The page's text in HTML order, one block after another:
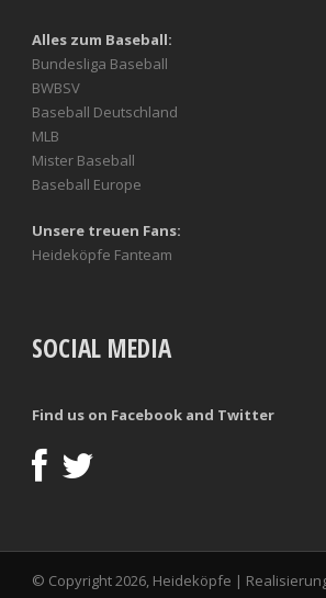
Alles zum Baseball:
Bundesliga Baseball
BWBSV
Baseball Deutschland
MLB
Mister Baseball
Baseball Europe
Unsere treuen Fans:
Heideköpfe Fanteam
SOCIAL MEDIA
Find us on Facebook and Twitter
© Copyright 2026, Heideköpfe |